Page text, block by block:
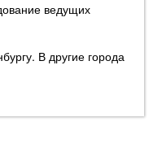
ведущих
В другие города